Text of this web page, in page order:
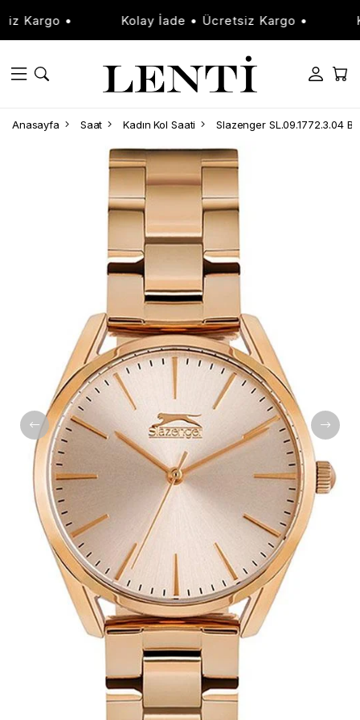
• Kolay İade • Ücretsiz Kargo •
Anasayfa Saat Kadın Kol Saati Slazenger SL.09.1772.3.04